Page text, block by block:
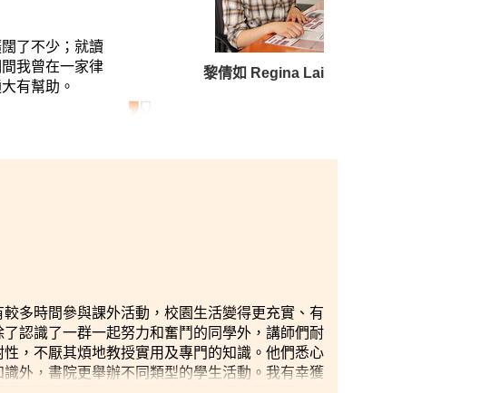
黎倩如 Regina Lai
了不少；就讀
我曾在一家律
有幫助。
多時間參與課外活動，校園生活變得更充實、有
認識了一群一起努力和奮鬥的同學外，講師們耐
，不厭其煩地教授實用及專門的知識。他們悉心
外，書院更舉辦不同類型的學生活動。我有幸獲